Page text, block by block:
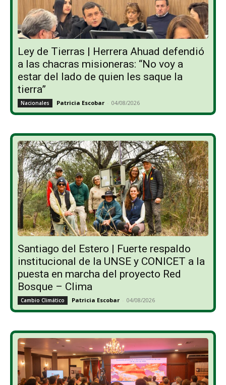
Ley de Tierras | Herrera Ahuad defendió
a las chacras misioneras: “No voy a
estar del lado de quien les saque la
tierra”
Nacionales Patricia Escobar - 04/08/2026
Santiago del Estero | Fuerte respaldo
institucional de la UNSE y CONICET a la
puesta en marcha del proyecto Red
Bosque – Clima
Cambio Climático Patricia Escobar - 04/08/2026